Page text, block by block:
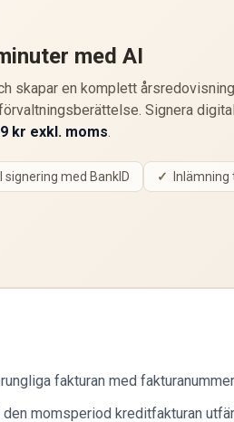
med AI
skapar en komplett
Signera
kr exkl. moms
signering med BankID Inlämning
fakturan med
momsperiod kreditfakturan